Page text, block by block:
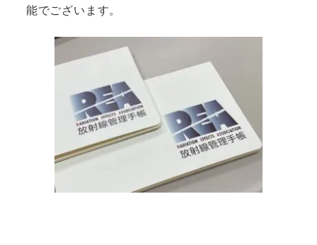
能でございます。